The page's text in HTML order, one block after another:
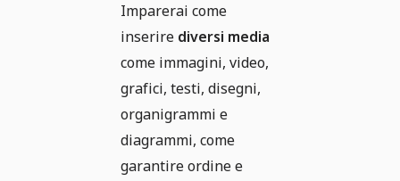
Imparerai come
inserire diversi media
come immagini, video,
grafici, testi, disegni,
organigrammi e
diagrammi, come
garantire ordine e